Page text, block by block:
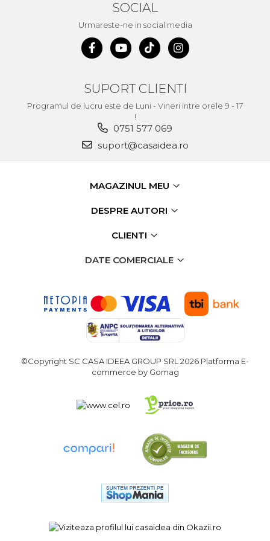
Protectia Muncii
Multidetector
Pistol Spuma Poliuretanica
Termometru Infrarosu
tamplarie si alte domenii
Suruburi si dibluri
Suporti & Discuri
Utilaje Spalat Auto
Letcoane & Consumabile
Suflante cu Aer Cald
profesionale
SOCIAL
Urmareste-ne in social media
SUPORT CLIENTI
Programul de lucru este de Luni - Vineri intre orele 9 - 17
!
0751 577 069
suport@casaidea.ro
MAGAZINUL MEU
DESPRE AUTORI
CLIENTI
DATE COMERCIALE
©Copyright SC CASA IDEEA GROUP SRL 2026 Platforma E-
commerce by Gomag